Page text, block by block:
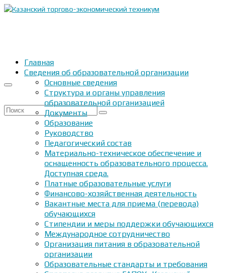
Искать:
Главная
Сведения об образовательной организации
Основные сведения
Структура и органы управления
образовательной организацией
Документы
Образование
Руководство
Педагогический состав
Материально-техническое обеспечение и
оснащенность образовательного процесса.
Доступная среда.
Платные образовательные услуги
Финансово-хозяйственная деятельность
Вакантные места для приема (перевода)
обучающихся
Стипендии и меры поддержки обучающихся
Международное сотрудничество
Организация питания в образовательной
организации
Образовательные стандарты и требования